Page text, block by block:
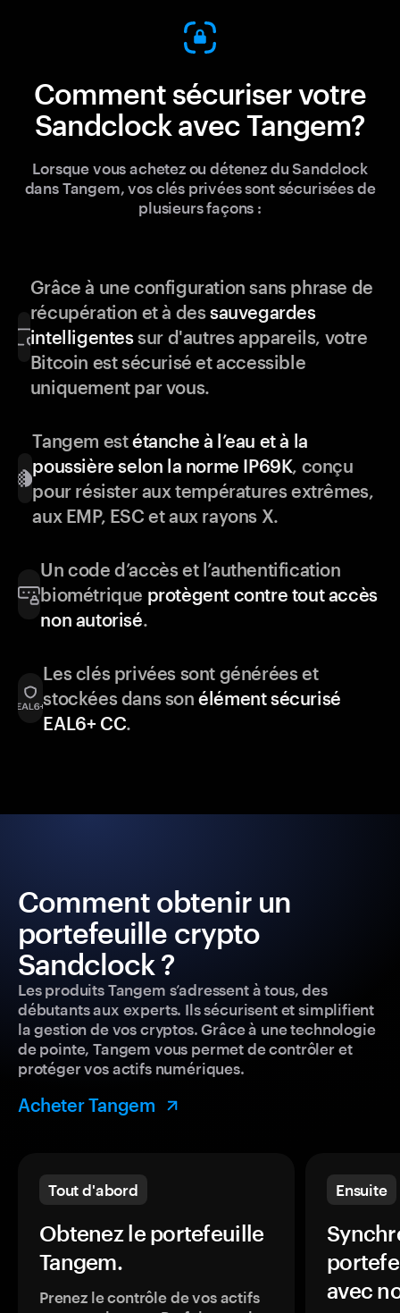
Comment sécuriser votre
Sandclock avec Tangem?
Lorsque vous achetez ou détenez du Sandclock
dans Tangem, vos clés privées sont sécurisées de
plusieurs façons :
Grâce à une configuration sans phrase de
récupération et à dessauvegardes
intelligentessur d'autres appareils, votre
Bitcoin est sécurisé et accessible
uniquement par vous.
Tangem estétanche à l’eau et à la
poussière selon la norme IP69K, conçu
pour résister aux températures extrêmes,
aux EMP, ESC et aux rayons X.
Un code d’accès et l’authentification
biométrique protègent contre tout accès
non autorisé.
Les clés privées sont générées et
stockées dans sonélément sécurisé
EAL6+ CC.
Comment obtenir un
portefeuille crypto
Sandclock ?
Les produits Tangem s’adressent à tous, des
débutants aux experts. Ils sécurisent et simplifient
la gestion de vos cryptos. Grâce à une technologie
de pointe, Tangem vous permet de contrôler et
protéger vos actifs numériques.
Acheter Tangem
Tout d'abord
Obtenez le portefeuille
Tangem.
Prenez le contrôle de vos actifs
Ensuite
avec